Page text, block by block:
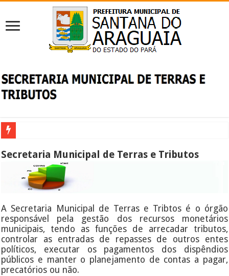
Secretaria Municipal de Terras e Tributos
A Secretaria Municipal de Terras e Tribtos é o órgão
responsável pela gestão dos recursos monetários
municipais, tendo as funções de arrecadar tributos,
controlar as entradas de repasses de outros entes
políticos, executar os pagamentos dos dispêndios
públicos e manter o planejamento de contas a pagar,
precatórios ou não.